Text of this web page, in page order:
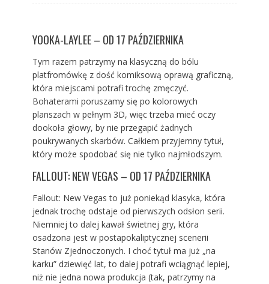
YOOKA-LAYLEE – OD 17 PAŹDZIERNIKA
Tym razem patrzymy na klasyczną do bólu
platfromówkę z dość komiksową oprawą graficzną,
która miejscami potrafi trochę zmęczyć.
Bohaterami poruszamy się po kolorowych
planszach w pełnym 3D, więc trzeba mieć oczy
dookoła głowy, by nie przegapić żadnych
poukrywanych skarbów. Całkiem przyjemny tytuł,
który może spodobać się nie tylko najmłodszym.
FALLOUT: NEW VEGAS – OD 17 PAŹDZIERNIKA
Fallout: New Vegas to już poniekąd klasyka, która
jednak trochę odstaje od pierwszych odsłon serii.
Niemniej to dalej kawał świetnej gry, która
osadzona jest w postapokaliptycznej scenerii
Stanów Zjednoczonych. I choć tytuł ma już „na
karku” dziewięć lat, to dalej potrafi wciągnąć lepiej,
niż nie jedna nowa produkcja (tak, patrzymy na